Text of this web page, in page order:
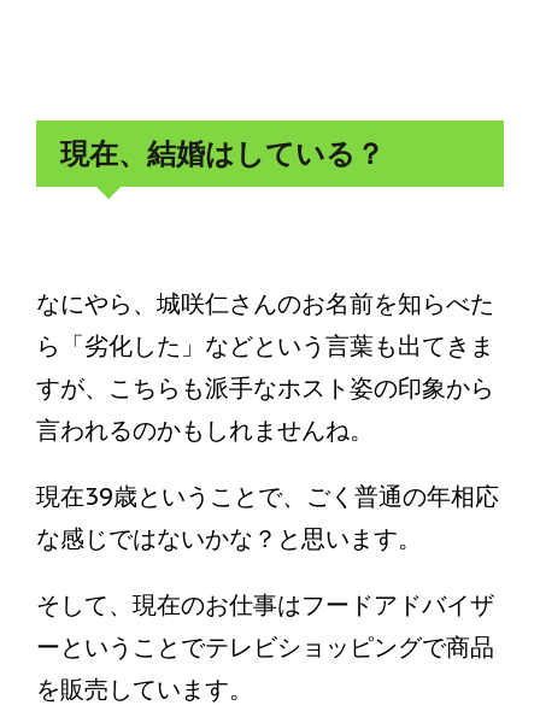
現在、結婚はしている？
なにやら、城咲仁さんのお名前を知らべた
ら「劣化した」などという言葉も出てきま
すが、こちらも派手なホスト姿の印象から
言われるのかもしれませんね。
現在39歳ということで、ごく普通の年相応
な感じではないかな？と思います。
そして、現在のお仕事はフードアドバイザ
ーということでテレビショッピングで商品
を販売しています。